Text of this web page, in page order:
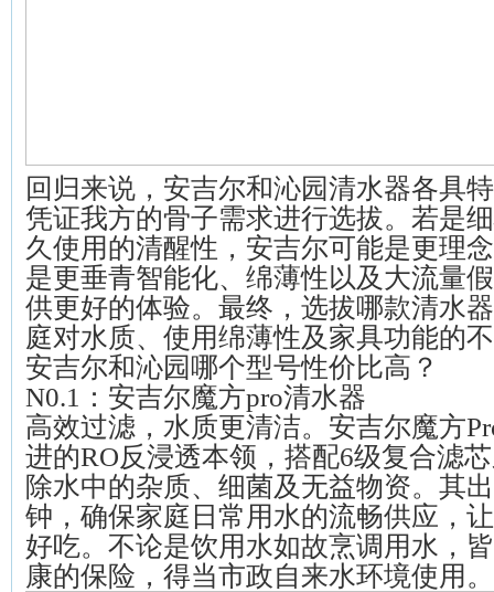
回归来说，安吉尔和沁园清水器各具
凭证我方的骨子需求进行选拔。若是
久使用的清醒性，安吉尔可能是更理
是更垂青智能化、绵薄性以及大流量
供更好的体验。最终，选拔哪款清水
庭对水质、使用绵薄性及家具功能的
安吉尔和沁园哪个型号性价比高？
N0.1：安吉尔魔方pro清水器
高效过滤，水质更清洁。安吉尔魔方
进的RO反浸透本领，搭配6级复合滤
除水中的杂质、细菌及无益物资。其
钟，确保家庭日常用水的流畅供应，
好吃。不论是饮用水如故烹调用水，
康的保险，得当市政自来水环境使用。